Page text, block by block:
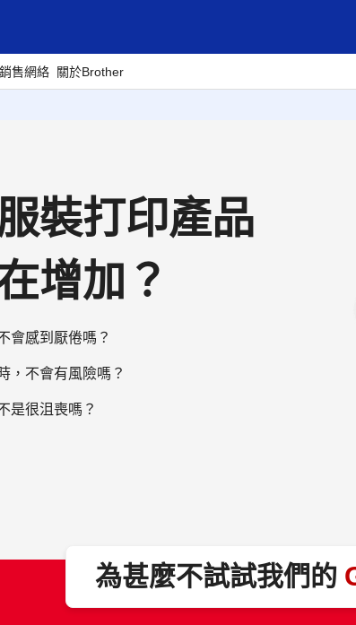
銷售網絡 關於Brother
裝打印產品
增加？
會感到厭倦嗎？
，不會有風險嗎？
是很沮喪嗎？
為甚麼不試試我們的